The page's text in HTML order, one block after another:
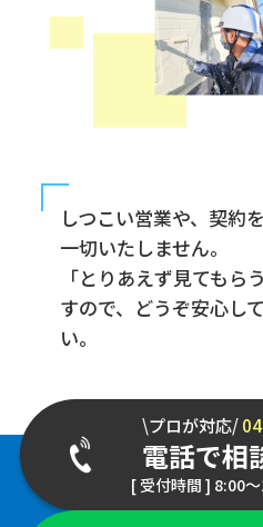
しつこい営業や、契約
一切いたしません。
「とりあえず見てもら
すので、どうぞ安心し
い。
\プロが対応/
電話で相
[ 受付時間 ] 8:00